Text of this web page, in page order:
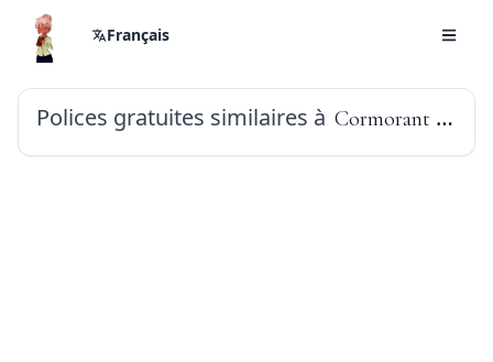
Français
Polices gratuites similaires à Cormorant Garamond